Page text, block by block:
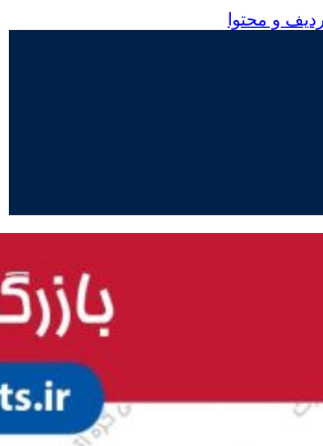
و محتوا